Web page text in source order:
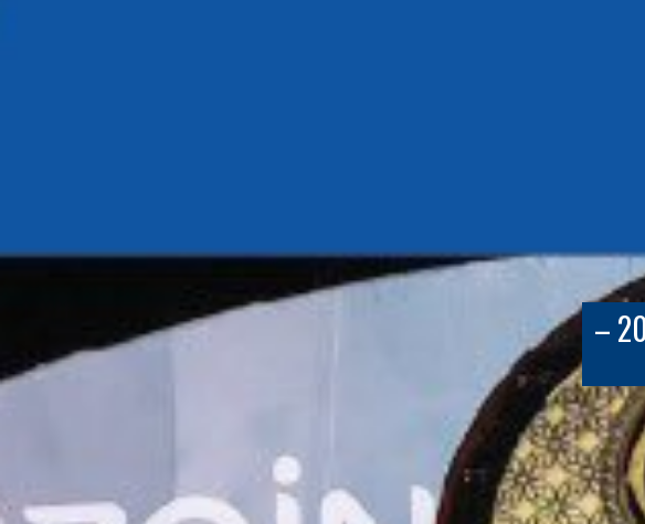
عبد الله الشاهين يتوج نادي الكويت بلقب دوري زين موسم 2022 –